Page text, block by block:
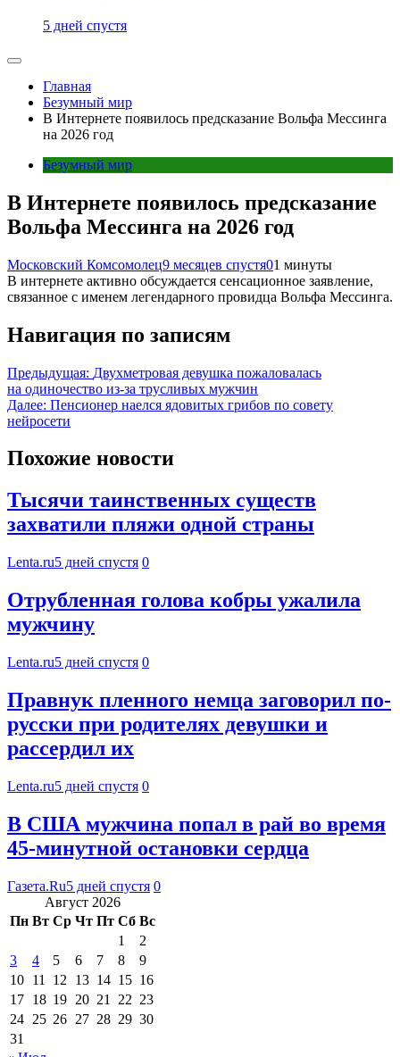
5 дней спустя
Главная
Безумный мир
В Интернете появилось предсказание Вольфа Мессинга
на 2026 год
Безумный мир
В Интернете появилось предсказание
Вольфа Мессинга на 2026 год
Московский Комсомолец9 месяцев спустя01 минуты
В интернете активно обсуждается сенсационное заявление,
связанное с именем легендарного провидца Вольфа Мессинга.
Навигация по записям
Предыдущая: Двухметровая девушка пожаловалась
на одиночество из-за трусливых мужчин
Далее: Пенсионер наелся ядовитых грибов по совету
нейросети
Похожие новости
Тысячи таинственных существ
захватили пляжи одной страны
Lenta.ru5 дней спустя 0
Отрубленная голова кобры ужалила
мужчину
Lenta.ru5 дней спустя 0
Правнук пленного немца заговорил по-
русски при родителях девушки и
рассердил их
Lenta.ru5 дней спустя 0
В США мужчина попал в рай во время
45-минутной остановки сердца
Газета.Ru5 дней спустя 0
Август 2026
Пн Вт Ср Чт Пт Сб Вс
1
2
3
4 5 6 7 8
9
10 11 12 13 14 15 16
17 18 19 20 21 22 23
24 25 26 27 28 29 30
31